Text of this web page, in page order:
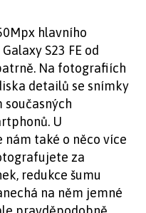
hlavního
S23 FE od
Na fotografiích
detailů se snímky
U
nám také o něco více
za
redukce šumu
na něm jemné